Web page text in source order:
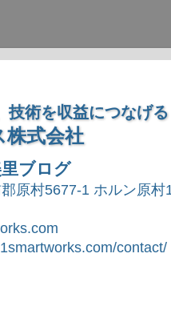
技術を収益につなげる
株式会社
ブログ
原村5677-1 ホルン原村
contact/